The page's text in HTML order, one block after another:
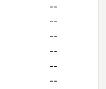
--
--
--
--
--
--